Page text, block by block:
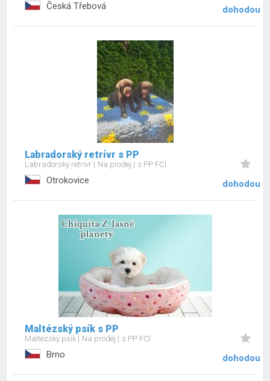
Česká Třebová dohodou
Labradorský retrívr s PP
Labradorský retrívr Na prodej s PP FCI
Otrokovice dohodou
Maltézský psík s PP
Maltézský psík Na prodej s PP FCI
Brno dohodou